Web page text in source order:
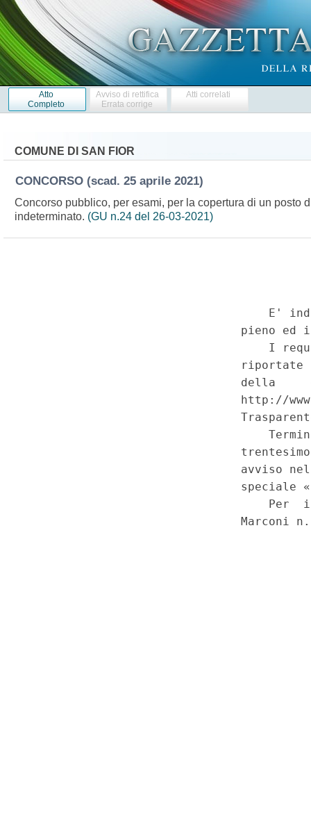
Atto
Completo
Avviso di rettifica
Errata corrige
Atti correlati
COMUNE DI SAN FIOR
CONCORSO (scad. 25 aprile 2021)
Concorso pubblico, per esami, per la copertura di un posto
indeterminato. (GU n.24 del 26-03-2021)